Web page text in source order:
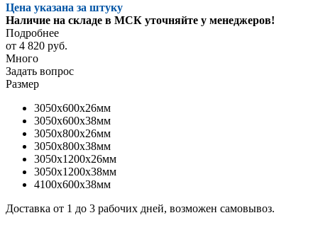
Цена указана за штуку
Наличие на складе в МСК уточняйте у менеджеров!
Подробнее
от 4 820 руб.
Много
Задать вопрос
Размер
3050x600x26мм
3050x600x38мм
3050x800x26мм
3050x800x38мм
3050x1200x26мм
3050x1200x38мм
4100x600x38мм
Доставка от 1 до 3 рабочих дней, возможен самовывоз.